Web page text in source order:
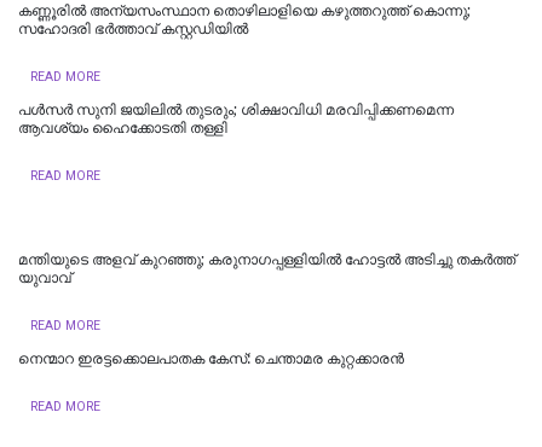
കണ്ണൂരിൽ അന്യസംസ്ഥാന തൊഴിലാളിയെ കഴുത്തറുത്ത് കൊന്നു;
സഹോദരി ഭർത്താവ് കസ്റ്റഡിയിൽ
READ MORE
പള്‍സര്‍ സുനി ജയിലില്‍ തുടരും; ശിക്ഷാവിധി മരവിപ്പിക്കണമെന്ന
ആവശ്യം ഹൈക്കോടതി തള്ളി
READ MORE
മന്തിയുടെ അളവ് കുറഞ്ഞു; കരുനാ​ഗപ്പള്ളിയിൽ ഹോട്ടല്‍ അടിച്ചു തകര്‍ത്ത്
യുവാവ്
READ MORE
നെന്മാറ ഇരട്ടക്കൊലപാതക കേസ്: ചെന്താമര കുറ്റക്കാരൻ
READ MORE